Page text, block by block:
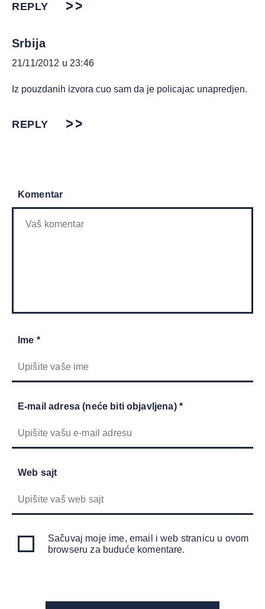
REPLY
Srbija
21/11/2012 u 23:46
Iz pouzdanih izvora cuo sam da je policajac unapredjen.
REPLY
Komentar
Ime *
E-mail adresa (neće biti objavljena) *
Web sajt
Sačuvaj moje ime, email i web stranicu u ovom
browseru za buduće komentare.